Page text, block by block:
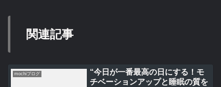
関連記事
mochiブログ
“今日が一番最高の日にする！モ
チベーションアップと睡眠の質を